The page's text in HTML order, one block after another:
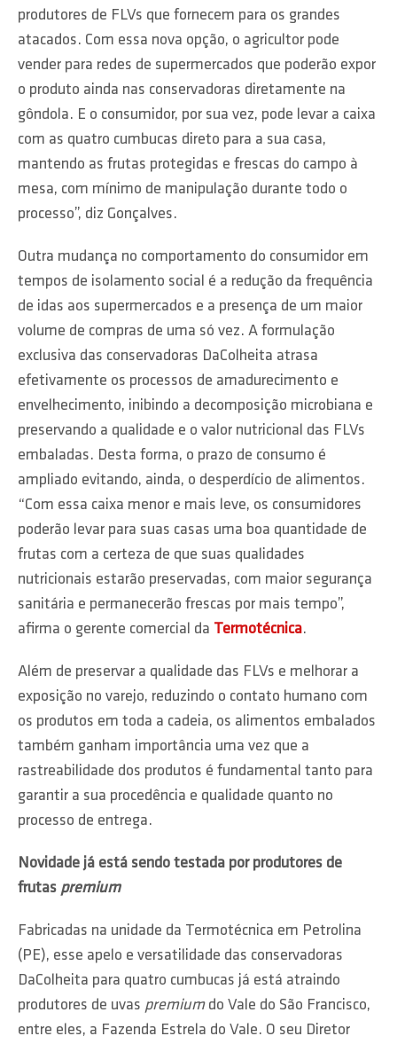
produtores de FLVs que fornecem para os grandes
atacados. Com essa nova opção, o agricultor pode
vender para redes de supermercados que poderão expor
o produto ainda nas conservadoras diretamente na
gôndola. E o consumidor, por sua vez, pode levar a caixa
com as quatro cumbucas direto para a sua casa,
mantendo as frutas protegidas e frescas do campo à
mesa, com mínimo de manipulação durante todo o
processo”, diz Gonçalves.
Outra mudança no comportamento do consumidor em
tempos de isolamento social é a redução da frequência
de idas aos supermercados e a presença de um maior
volume de compras de uma só vez. A formulação
exclusiva das conservadoras DaColheita atrasa
efetivamente os processos de amadurecimento e
envelhecimento, inibindo a decomposição microbiana e
preservando a qualidade e o valor nutricional das FLVs
embaladas. Desta forma, o prazo de consumo é
ampliado evitando, ainda, o desperdício de alimentos.
“Com essa caixa menor e mais leve, os consumidores
poderão levar para suas casas uma boa quantidade de
frutas com a certeza de que suas qualidades
nutricionais estarão preservadas, com maior segurança
sanitária e permanecerão frescas por mais tempo”,
afirma o gerente comercial da Termotécnica.
Além de preservar a qualidade das FLVs e melhorar a
exposição no varejo, reduzindo o contato humano com
os produtos em toda a cadeia, os alimentos embalados
também ganham importância uma vez que a
rastreabilidade dos produtos é fundamental tanto para
garantir a sua procedência e qualidade quanto no
processo de entrega.
Novidade já está sendo testada por produtores de
frutas premium
Fabricadas na unidade da Termotécnica em Petrolina
(PE), esse apelo e versatilidade das conservadoras
DaColheita para quatro cumbucas já está atraindo
produtores de uvas premiumdo Vale do São Francisco,
entre eles, a Fazenda Estrela do Vale. O seu Diretor